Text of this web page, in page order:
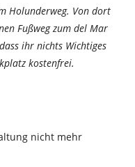
Holunderweg. Von dort
Fußweg zum del Mar
ihr nichts Wichtiges
kostenfrei.
nicht mehr